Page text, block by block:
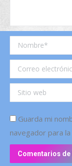
Nombre *
Correo
Sitio web
Guarda mi
navegador para
Comentarios de